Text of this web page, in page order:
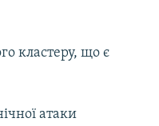
кластеру, що є
атаки